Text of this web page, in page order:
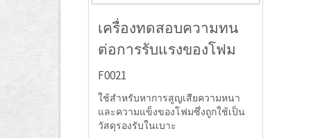
เครื่องทดสอบความทน
ต่อการรับแรงของโฟม
F0021
ใช้สำหรับหาการสูญเสียความหนา
และความแข็งของโฟมซึ่งถูกใช้เป็น
วัสดุรองรับในเบาะ